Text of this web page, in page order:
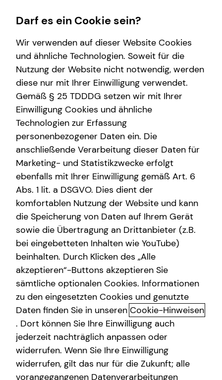
Wissenswertes
Über tecis
Oskar Medynski
Branch Manager
Anrede
Titel
Vorname
Nachname
Adresse
Hausnummer
Postleitzahl
Darf es ein Cookie sein?
Wir verwenden auf dieser Website Cookies
und ähnliche Technologien. Soweit für die
Nutzung der Website nicht notwendig, werden
diese nur mit Ihrer Einwilligung verwendet.
Gemäß § 25 TDDDG setzen wir mit Ihrer
Einwilligung Cookies und ähnliche
Technologien zur Erfassung
personenbezogener Daten ein. Die
anschließende Verarbeitung dieser Daten für
Marketing- und Statistikzwecke erfolgt
ebenfalls mit Ihrer Einwilligung gemäß Art. 6
Abs. 1 lit. a DSGVO. Dies dient der
komfortablen Nutzung der Website und kann
die Speicherung von Daten auf Ihrem Gerät
sowie die Übertragung an Drittanbieter (z.B.
bei eingebetteten Inhalten wie YouTube)
beinhalten. Durch Klicken des „Alle
akzeptieren“-Buttons akzeptieren Sie
sämtliche optionalen Cookies. Informationen
zu den eingesetzten Cookies und genutzte
Daten finden Sie in unseren Cookie-Hinweisen
. Dort können Sie Ihre Einwilligung auch
jederzeit nachträglich anpassen oder
widerrufen. Wenn Sie Ihre Einwilligung
widerrufen, gilt das nur für die Zukunft; alle
vorangegangenen Datenverarbeitungen